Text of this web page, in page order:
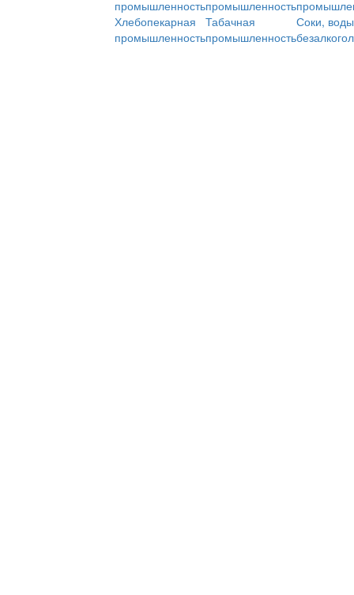
промышленностьпромышленность
Хлебопекарная
промышленность
Табачная
промышленность
Соки,